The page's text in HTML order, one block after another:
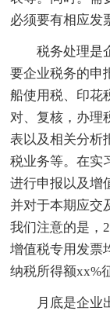
必须要有相应发
税务处理是
要企业税务的申
船使用税、印花
对、复核，办理
表以及相关分析
税业务等。在实
进行申报以及增
并对于本期应交
我们注意的是，
增值税专用发票
纳税所得额xx%
月底是企业